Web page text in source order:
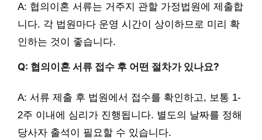
A: 협의이혼 서류는 거주지 관할 가정법원에 제출합
니다. 각 법원마다 운영 시간이 상이하므로 미리 확
인하는 것이 좋습니다.
Q: 협의이혼 서류 접수 후 어떤 절차가 있나요?
A: 서류 제출 후 법원에서 접수를 확인하고, 보통 1-
2주 이내에 심리가 진행됩니다. 별도의 날짜를 정해
당사자 출석이 필요할 수 있습니다.